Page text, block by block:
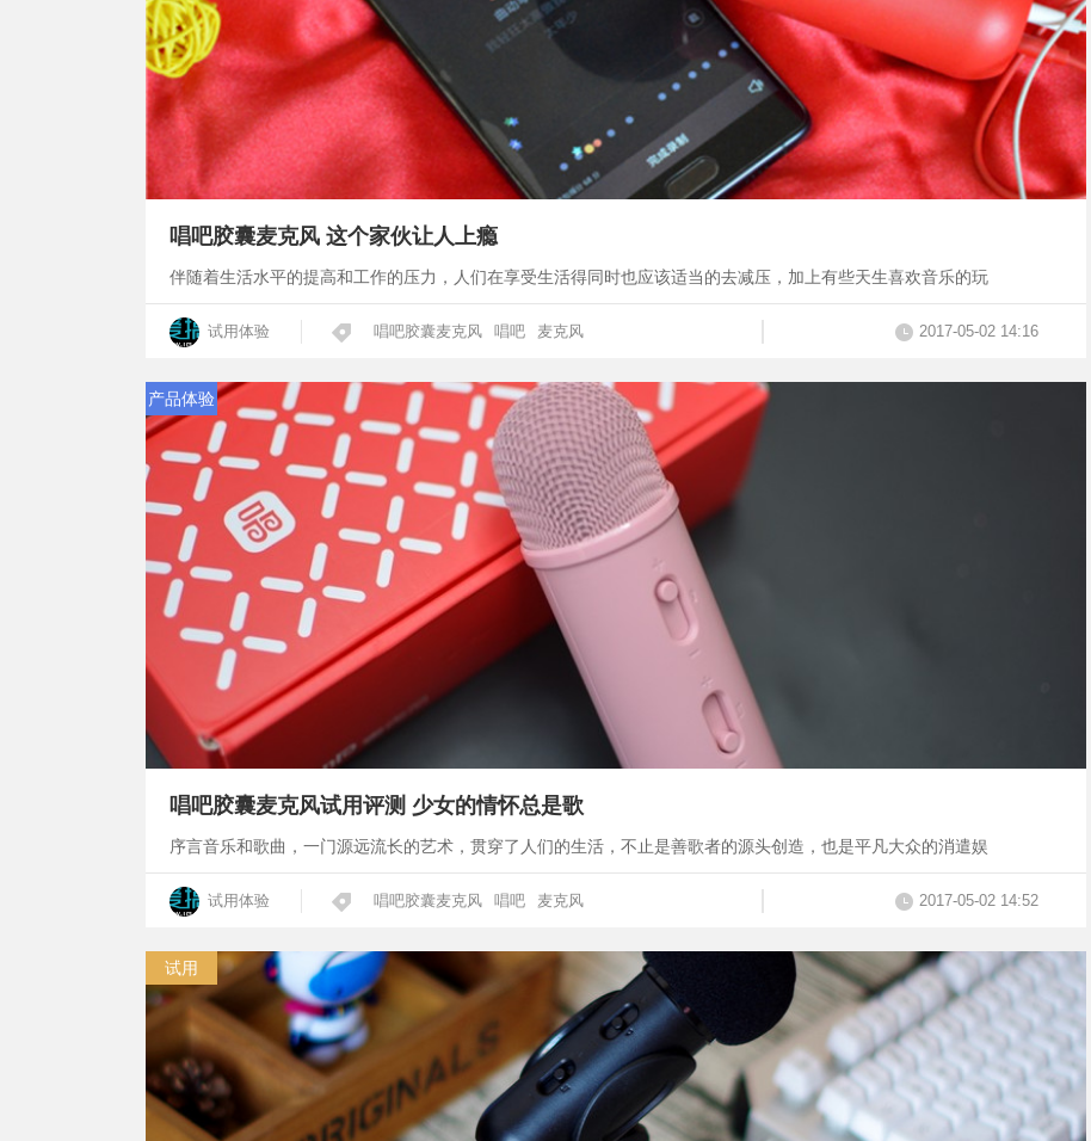
唱吧胶囊麦克风 这个家伙让人上瘾
伴随着生活水平的提高和工作的压力，人们在享受生活得同时也应该适当的去减压，加上有些天生喜欢音乐的玩
试用体验 唱吧胶囊麦克风 唱吧 麦克风 2017-05-02 14:16
产品体验
唱吧胶囊麦克风试用评测 少女的情怀总是歌
序言音乐和歌曲，一门源远流长的艺术，贯穿了人们的生活，不止是善歌者的源头创造，也是平凡大众的消遣娱
试用体验 唱吧胶囊麦克风 唱吧 麦克风 2017-05-02 14:52
试用